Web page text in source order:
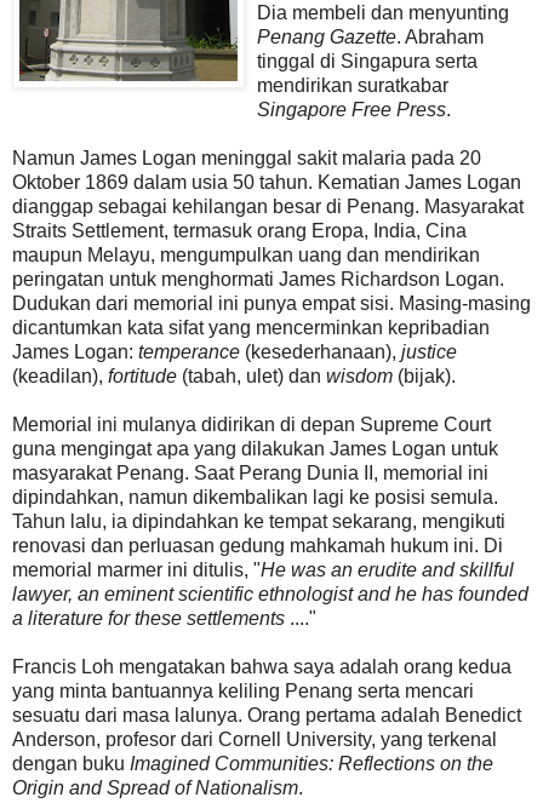
Dia membeli dan menyunting
Penang Gazette. Abraham
tinggal di Singapura serta
mendirikan suratkabar
Singapore Free Press.
Namun James Logan meninggal sakit malaria pada 20
Oktober 1869 dalam usia 50 tahun. Kematian James Logan
dianggap sebagai kehilangan besar di Penang. Masyarakat
Straits Settlement, termasuk orang Eropa, India, Cina
maupun Melayu, mengumpulkan uang dan mendirikan
peringatan untuk menghormati James Richardson Logan.
Dudukan dari memorial ini punya empat sisi. Masing-masing
dicantumkan kata sifat yang mencerminkan kepribadian
James Logan: temperance (kesederhanaan), justice
(keadilan), fortitude (tabah, ulet) dan wisdom (bijak).
Memorial ini mulanya didirikan di depan Supreme Court
guna mengingat apa yang dilakukan James Logan untuk
masyarakat Penang. Saat Perang Dunia II, memorial ini
dipindahkan, namun dikembalikan lagi ke posisi semula.
Tahun lalu, ia dipindahkan ke tempat sekarang, mengikuti
renovasi dan perluasan gedung mahkamah hukum ini. Di
memorial marmer ini ditulis, "He was an erudite and skillful
lawyer, an eminent scientific ethnologist and he has founded
a literature for these settlements ...."
Francis Loh mengatakan bahwa saya adalah orang kedua
yang minta bantuannya keliling Penang serta mencari
sesuatu dari masa lalunya. Orang pertama adalah Benedict
Anderson, profesor dari Cornell University, yang terkenal
dengan buku Imagined Communities: Reflections on the
Origin and Spread of Nationalism.